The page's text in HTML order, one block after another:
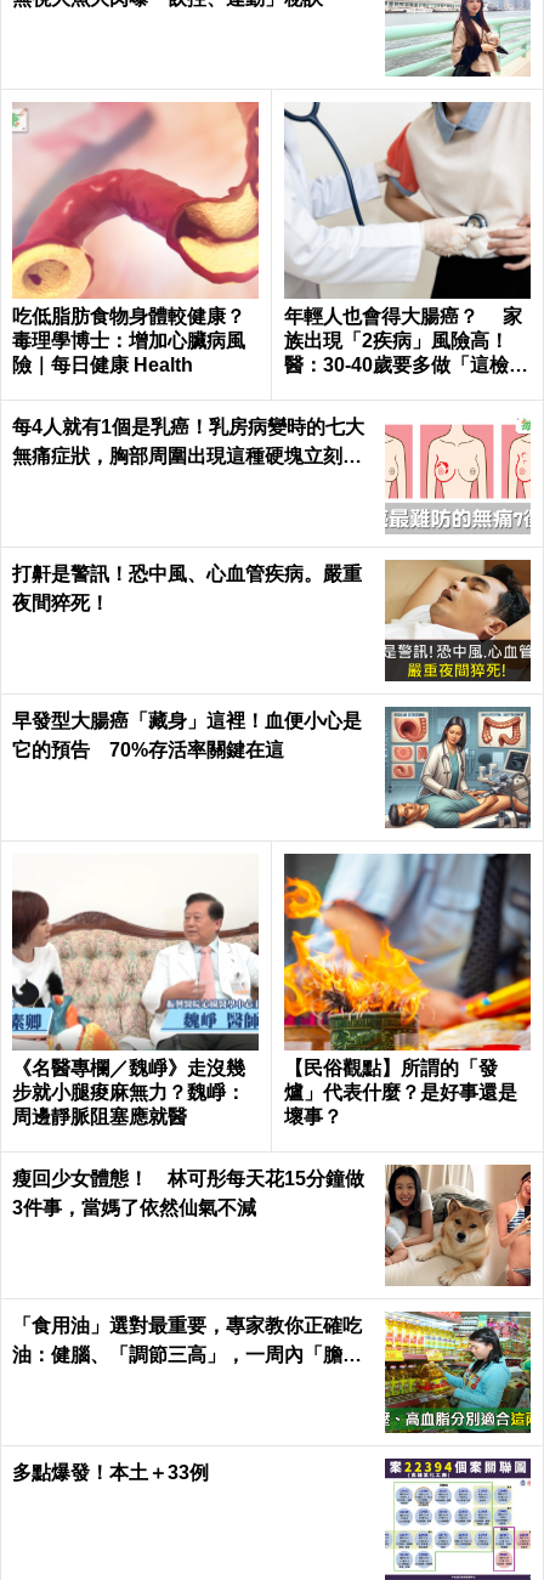
吃低脂肪食物身體較健康？
毒理學博士：增加心臟病風
險｜每日健康 Health
年輕人也會得大腸癌？ 家
族出現「2疾病」風險高！
醫：30-40歲要多做「這檢
每4人就有1個是乳癌！乳房病變時的七大
無痛症狀，胸部周圍出現這種硬塊立刻就
打鼾是警訊！恐中風、心血管疾病。嚴重
夜間猝死！
早發型大腸癌「藏身」這裡！血便小心是
它的預告 70%存活率關鍵在這
《名醫專欄／魏崢》走沒幾
步就小腿痠麻無力？魏崢：
周邊靜脈阻塞應就醫
【民俗觀點】所謂的「發
爐」代表什麼？是好事還是
壞事？
瘦回少女體態！ 林可彤每天花15分鐘做
3件事，當媽了依然仙氣不減
「食用油」選對最重要，專家教你正確吃
油：健腦、「調節三高」，一周內「膽固
多點爆發！本土＋33例